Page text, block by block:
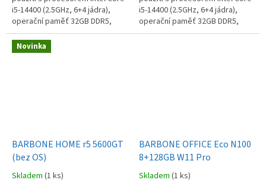
i5-14400 (2.5GHz, 6+4 jádra),
operační paměť 32GB DDR5,
1TB SSD, Intel UHD Graphics
730, výstupy DP+HDMI+VGA,
WiFi,...
i5-14400 (2.5GHz, 6+4 jádra),
operační paměť 32GB DDR5,
1TB SSD, Intel UHD Graphics
Novinka
BARBONE HOME r5 5600GT
(bez OS)
Skladem (1 ks)
BARBONE OFFICE Eco N100
8+128GB W11 Pro
Skladem (1 ks)